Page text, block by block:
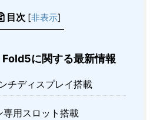
目次 [非表示]
に関する最新情報
チディスプレイ搭載
専用スロット搭載